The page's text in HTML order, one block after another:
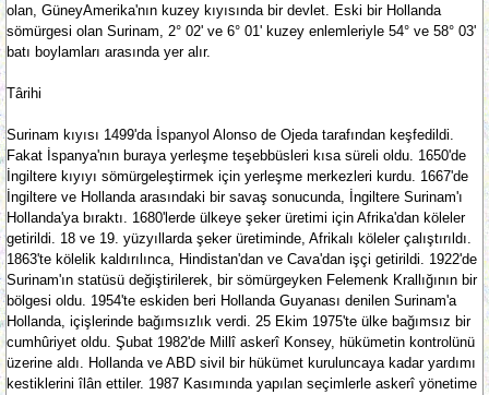
olan, GüneyAmerika'nın kuzey kıyısında bir devlet. Eski bir Hollanda
sömürgesi olan Surinam, 2° 02' ve 6° 01' kuzey enlemleriyle 54° ve 58° 03'
batı boylamları arasında yer alır.
Târihi
Surinam kıyısı 1499'da İspanyol Alonso de Ojeda tarafından keşfedildi.
Fakat İspanya'nın buraya yerleşme teşebbüsleri kısa süreli oldu. 1650'de
İngiltere kıyıyı sömürgeleştirmek için yerleşme merkezleri kurdu. 1667'de
İngiltere ve Hollanda arasındaki bir savaş sonucunda, İngiltere Surinam'ı
Hollanda'ya bıraktı. 1680'lerde ülkeye şeker üretimi için Afrika'dan köleler
getirildi. 18 ve 19. yüzyıllarda şeker üretiminde, Afrikalı köleler çalıştırıldı.
1863'te kölelik kaldırılınca, Hindistan'dan ve Cava'dan işçi getirildi. 1922'de
Surinam'ın statüsü değiştirilerek, bir sömürgeyken Felemenk Krallığının bir
bölgesi oldu. 1954'te eskiden beri Hollanda Guyanası denilen Surinam'a
Hollanda, içişlerinde bağımsızlık verdi. 25 Ekim 1975'te ülke bağımsız bir
cumhûriyet oldu. Şubat 1982'de Millî askerî Konsey, hükümetin kontrolünü
üzerine aldı. Hollanda ve ABD sivil bir hükümet kuruluncaya kadar yardımı
kestiklerini îlân ettiler. 1987 Kasımında yapılan seçimlerle askerî yönetime